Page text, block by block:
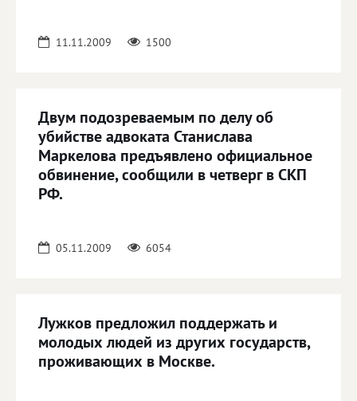
11.11.2009 1500
Двум подозреваемым по делу об
убийстве адвоката Станислава
Маркелова предъявлено официальное
обвинение, сообщили в четверг в СКП
РФ.
05.11.2009 6054
Лужков предложил поддержать и
молодых людей из других государств,
проживающих в Москве.